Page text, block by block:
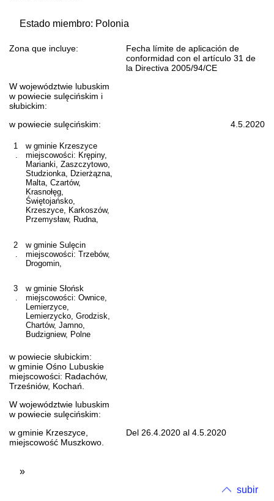
Estado miembro: Polonia
Zona que incluye:
Fecha límite de aplicación de
conformidad con el artículo 31 de
la Directiva 2005/94/CE
W województwie lubuskim
w powiecie sulęcińskim i
słubickim:
w powiecie sulęcińskim:
1
.
w gminie Krzeszyce
miejscowości: Krępiny,
Marianki, Zaszczytowo,
Studzionka, Dzierżązna,
Malta, Czartów,
Krasnołęg,
Świętojańsko,
Krzeszyce, Karkoszów,
Przemysław, Rudna,
2
w gminie Sulęcin
miejscowości: Trzebów,
Drogomin,
3
.
w gminie Słońsk
miejscowości: Ownice,
Lemierzyce,
Lemierzycko, Grodzisk,
Chartów, Jamno,
Budzigniew, Polne
w powiecie słubickim:
w gminie Ośno Lubuskie
miejscowości: Radachów,
Trześniów, Kochań.
4.5.2020
W województwie lubuskim
w powiecie sulęcińskim:
w gminie Krzeszyce,
miejscowość Muszkowo.
Del 26.4.2020 al 4.5.2020
»
subir